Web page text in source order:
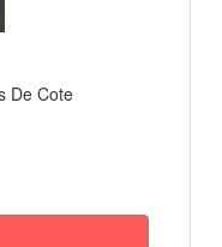
De Cote